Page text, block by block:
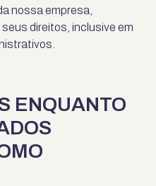
nossa empresa,
direitos, inclusive em
ENQUANTO